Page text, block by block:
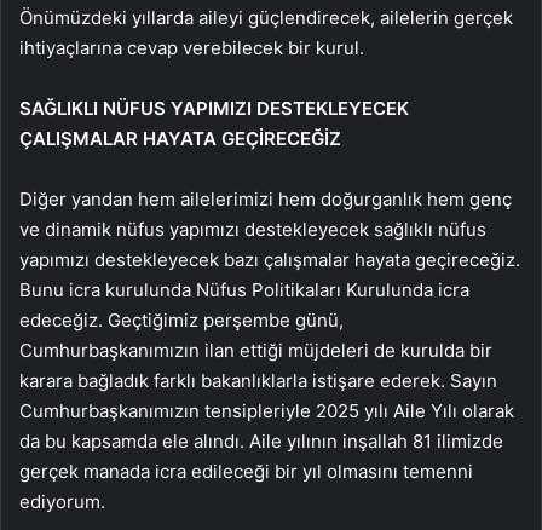
Önümüzdeki yıllarda aileyi güçlendirecek, ailelerin gerçek
ihtiyaçlarına cevap verebilecek bir kurul.
SAĞLIKLI NÜFUS YAPIMIZI DESTEKLEYECEK
ÇALIŞMALAR HAYATA GEÇİRECEĞİZ
Diğer yandan hem ailelerimizi hem doğurganlık hem genç
ve dinamik nüfus yapımızı destekleyecek sağlıklı nüfus
yapımızı destekleyecek bazı çalışmalar hayata geçireceğiz.
Bunu icra kurulunda Nüfus Politikaları Kurulunda icra
edeceğiz. Geçtiğimiz perşembe günü,
Cumhurbaşkanımızın ilan ettiği müjdeleri de kurulda bir
karara bağladık farklı bakanlıklarla istişare ederek. Sayın
Cumhurbaşkanımızın tensipleriyle 2025 yılı Aile Yılı olarak
da bu kapsamda ele alındı. Aile yılının inşallah 81 ilimizde
gerçek manada icra edileceği bir yıl olmasını temenni
ediyorum.